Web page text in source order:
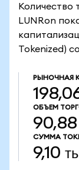
Количество
LUNRon
Tokenized)
РЫНОЧНАЯ
ОБЪЕМ
90,88
СУММА
9,10